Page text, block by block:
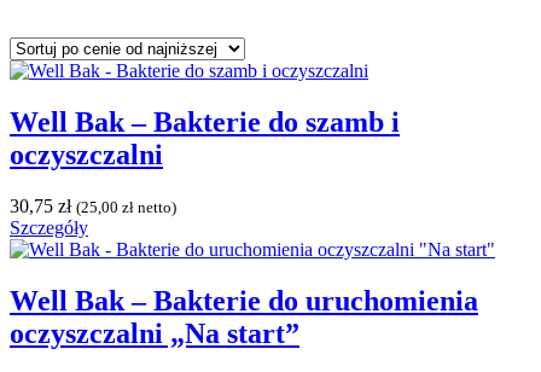
Well Bak – Bakterie do szamb i
oczyszczalni
30,75 zł (25,00 zł netto)
Szczegóły
Well Bak – Bakterie do uruchomienia
oczyszczalni „Na start”